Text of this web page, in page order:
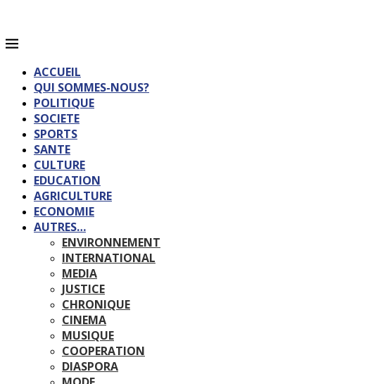
ACCUEIL
QUI SOMMES-NOUS?
POLITIQUE
SOCIETE
SPORTS
SANTE
CULTURE
EDUCATION
AGRICULTURE
ECONOMIE
AUTRES…
ENVIRONNEMENT
INTERNATIONAL
MEDIA
JUSTICE
CHRONIQUE
CINEMA
MUSIQUE
COOPERATION
DIASPORA